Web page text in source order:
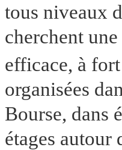
tous niveaux
cherchent
efficace, à
organisées
Bourse, dans
étages autour